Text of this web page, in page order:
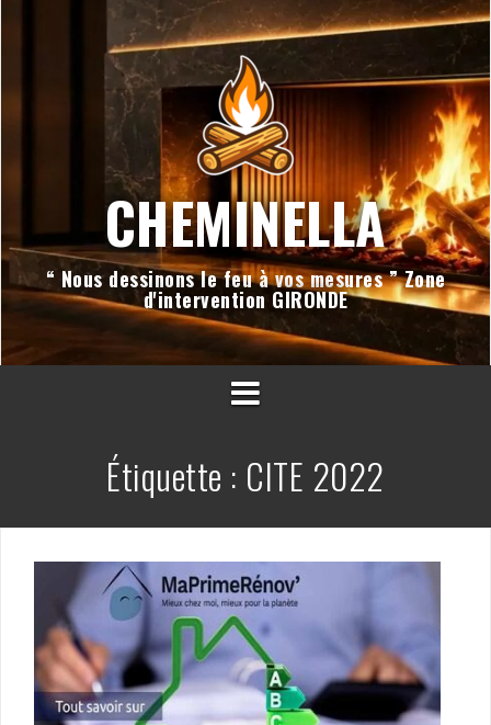
CHEMINELLA
“ Nous dessinons le feu à vos mesures ” Zone
d'intervention GIRONDE
Étiquette : CITE 2022